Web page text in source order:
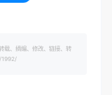
载、摘编、修改、链接、转
1992/